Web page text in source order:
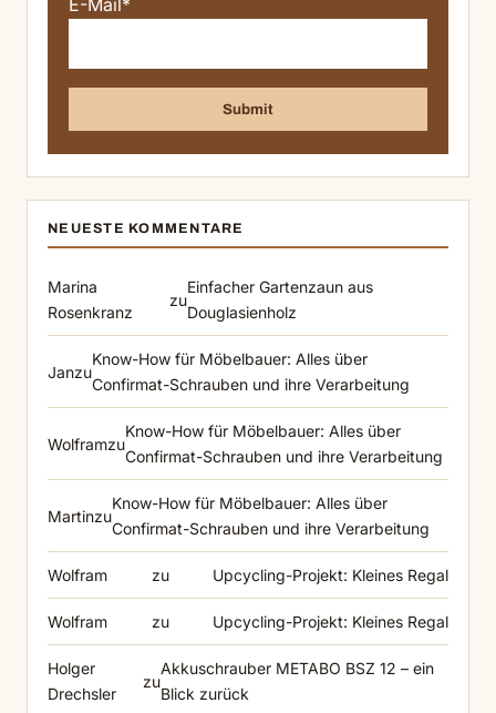
NEUESTE KOMMENTARE
Marina
Rosenkranz
zu
Einfacher Gartenzaun aus
Douglasienholz
Janzu
Know-How für Möbelbauer: Alles über
Confirmat-Schrauben und ihre Verarbeitung
Wolframzu
Know-How für Möbelbauer: Alles über
Confirmat-Schrauben und ihre Verarbeitung
Martinzu
Know-How für Möbelbauer: Alles über
Confirmat-Schrauben und ihre Verarbeitung
Wolfram zu Upcycling-Projekt: Kleines Regal
Wolfram zu Upcycling-Projekt: Kleines Regal
Holger
Drechsler
zu
Akkuschrauber METABO BSZ 12 – ein
Blick zurück